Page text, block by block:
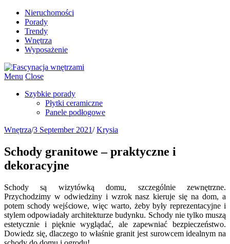
Nieruchomości
Porady
Trendy
Wnętrza
Wyposażenie
Menu Close
Szybkie porady
Płytki ceramiczne
Panele podłogowe
Wnętrza/3 September 2021/ Krysia
Schody granitowe – praktyczne i
dekoracyjne
Schody są wizytówką domu, szczególnie zewnętrzne.
Przychodzimy w odwiedziny i wzrok nasz kieruje się na dom, a
potem schody wejściowe, więc warto, żeby były reprezentacyjne i
stylem odpowiadały architekturze budynku. Schody nie tylko muszą
estetycznie i pięknie wyglądać, ale zapewniać bezpieczeństwo.
Dowiedz się, dlaczego to właśnie granit jest surowcem idealnym na